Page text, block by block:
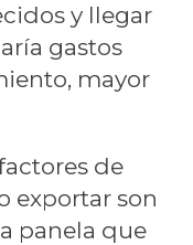
y llegar
gastos
mayor
de
exportar son
panela que